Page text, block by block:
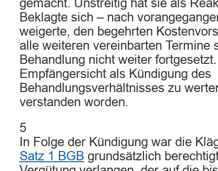
gemacht. Unstreitig hat sie als
Beklagte sich – nach
weigerte, den begehrten
alle weiteren vereinbarten Termine
Behandlung nicht weiter
Empfängersicht als Kündigung des
Behandlungsverhältnisses zu
verstanden worden.
5
In Folge der Kündigung war die
Satz 1 BGB grundsätzlich